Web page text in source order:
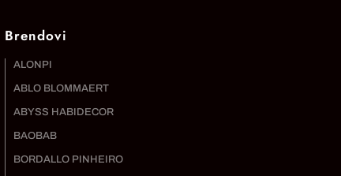
Brendovi
ALONPI
ABLO BLOMMAERT
ABYSS HABIDECOR
BAOBAB
BORDALLO PINHEIRO